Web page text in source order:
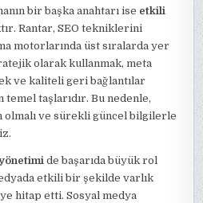
bir başka anahtarı ise etkili
Rantar, SEO tekniklerini
motorlarında üst sıralarda yer
olarak kullanmak, meta
ve kaliteli geri bağlantılar
taşlarıdır. Bu nedenle,
olmalı ve sürekli güncel bilgilerle
de başarıda büyük rol
etkili bir şekilde varlık
hitap etti. Sosyal medya